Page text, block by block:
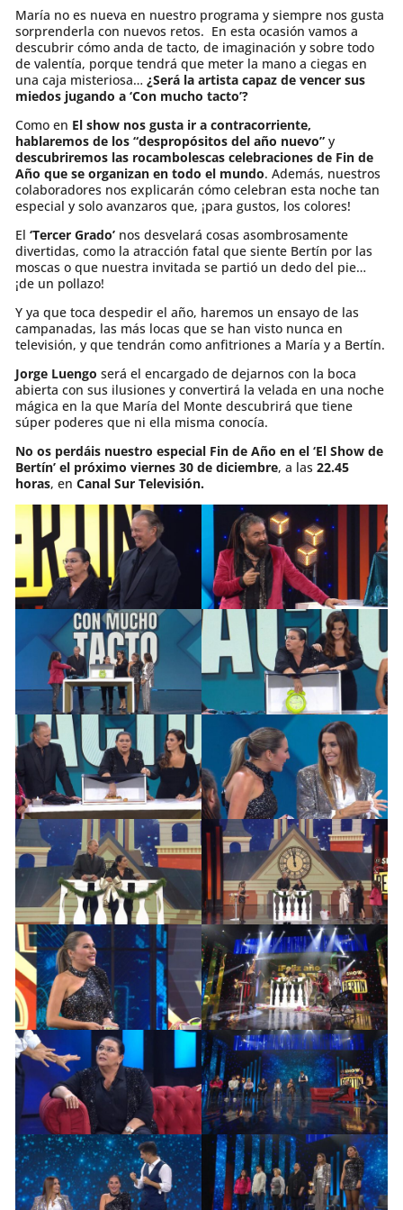
María no es nueva en nuestro programa y siempre nos gusta
sorprenderla con nuevos retos. En esta ocasión vamos a
descubrir cómo anda de tacto, de imaginación y sobre todo
de valentía, porque tendrá que meter la mano a ciegas en
una caja misteriosa… ¿Será la artista capaz de vencer sus
miedos jugando a ‘Con mucho tacto’?
Como en El show nos gusta ir a contracorriente,
hablaremos de los “despropósitos del año nuevo”y
descubriremos las rocambolescas celebraciones de Fin de
Año que se organizan en todo el mundo. Además, nuestros
colaboradores nos explicarán cómo celebran esta noche tan
especial y solo avanzaros que, ¡para gustos, los colores!
El ‘Tercer Grado’ nos desvelará cosas asombrosamente
divertidas, como la atracción fatal que siente Bertín por las
moscas o que nuestra invitada se partió un dedo del pie…
¡de un pollazo!
Y ya que toca despedir el año, haremos un ensayo de las
campanadas, las más locas que se han visto nunca en
televisión, y que tendrán como anfitriones a María y a Bertín.
Jorge Luengo será el encargado de dejarnos con la boca
abierta con sus ilusiones y convertirá la velada en una noche
mágica en la que María del Monte descubrirá que tiene
súper poderes que ni ella misma conocía.
No os perdáis nuestro especial Fin de Año en el ‘El Show de
Bertín’ el próximo viernes 30 de diciembre, a las 22.45
horas, en Canal Sur Televisión.